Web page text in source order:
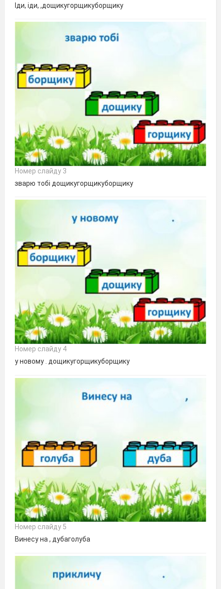
Іди, іди, ,дощикугорщикуборщику
Номер слайду 3
зварю тобі дощикугорщикуборщику
Номер слайду 4
у новому . дощикугорщикуборщику
Номер слайду 5
Винесу на , дубаголуба